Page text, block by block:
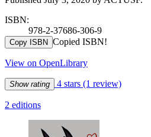
ISBN:
978-2-37686-306-9
Copy ISBN Copied ISBN!
View on OpenLibrary
Show rating 4 stars (1 review)
2 editions